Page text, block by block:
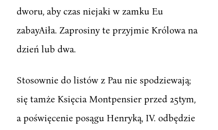
dworu, aby czas niejaki w zamku Eu
zabayAiła. Zaprosiny te przyjmie Królowa na
dzień lub dwa.
Stosownie do listów z Pau nie spodziewają;
się tamże Księcia Montpensier przed 25tym,
a poświęcenie posągu Henryką, IV. odbędzie